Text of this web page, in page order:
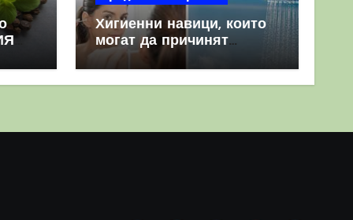
Хигиенни навици, които
могат да причинят
повече вреда, отколкото
полза